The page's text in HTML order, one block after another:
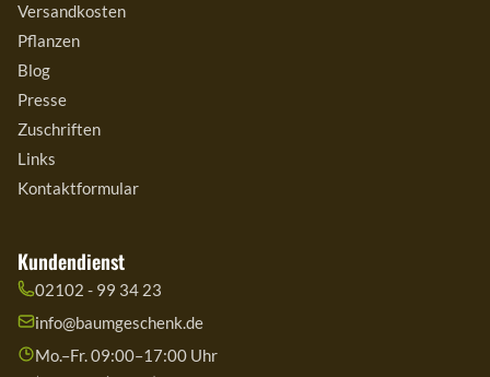
Versandkosten
Pflanzen
Blog
Presse
Zuschriften
Links
Kontaktformular
Kundendienst
02102 - 99 34 23
info@baumgeschenk.de
Mo.–Fr. 09:00–17:00 Uhr